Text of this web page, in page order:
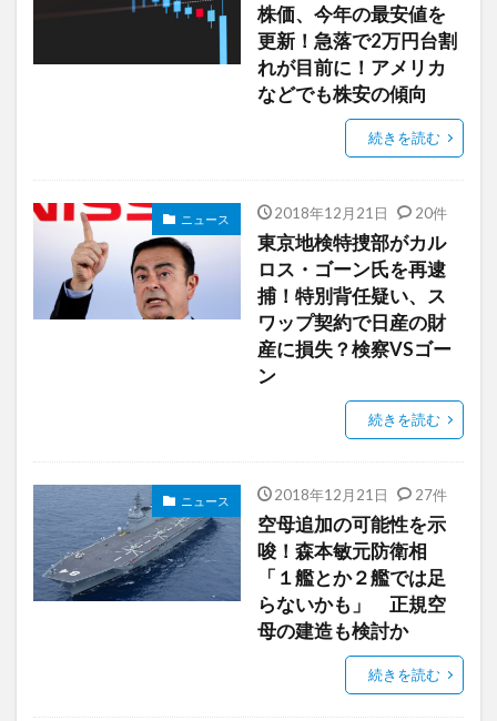
株価、今年の最安値を
更新！急落で2万円台割
れが目前に！アメリカ
などでも株安の傾向
続きを読む
ニュース 2018年12月21日 20件
東京地検特捜部がカル
ロス・ゴーン氏を再逮
捕！特別背任疑い、ス
ワップ契約で日産の財
産に損失？検察VSゴー
ン
続きを読む
ニュース 2018年12月21日 27件
空母追加の可能性を示
唆！森本敏元防衛相
「１艦とか２艦では足
らないかも」 正規空
母の建造も検討か
続きを読む